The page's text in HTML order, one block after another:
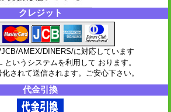
クレジット
AMEX/DINERS/に対応しています
いうシステムを利用して おります。
されて送信されます。ご安心下さい。
代金引換